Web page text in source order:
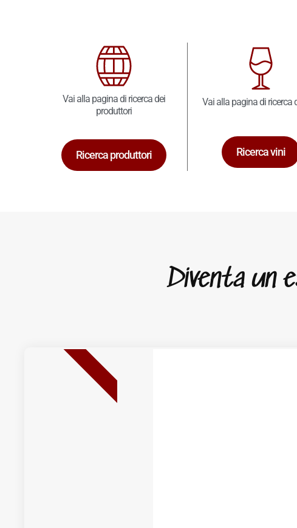
Vai alla pagina di ricerca dei
produttori
Ricerca produttori
Vai alla pagina di ricerca
Ricerca vini
Diventa un
NUOVA USCITA